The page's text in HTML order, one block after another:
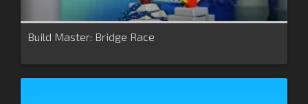
Build Master: Bridge Race